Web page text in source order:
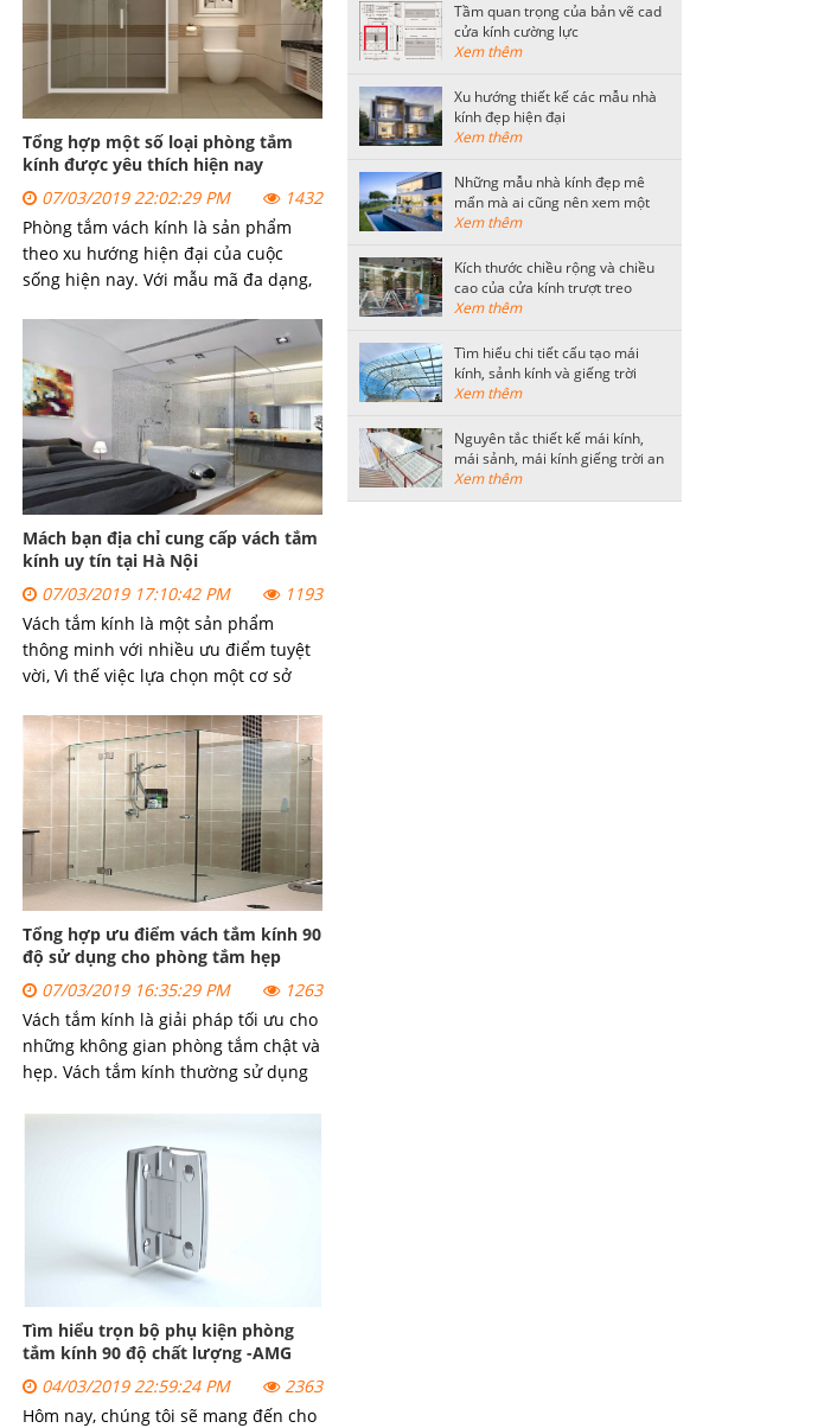
Tổng hợp một số loại phòng tắm
kính được yêu thích hiện nay
07/03/2019 22:02:29 PM
1432
Phòng tắm vách kính là sản phẩm
theo xu hướng hiện đại của cuộc
sống hiện nay. Với mẫu mã đa dạng,
vách tắm kính phù hợp nhất. Dưới
đây, cuakinhgroup.com sưu tầm một
số mẫu vách tắm kính được yêu thích
nhất hiện nay
Mách bạn địa chỉ cung cấp vách tắm
kính uy tín tại Hà Nội
07/03/2019 17:10:42 PM
1193
Vách tắm kính là một sản phẩm
thông minh với nhiều ưu điểm tuyệt
vời, Vì thế việc lựa chọn một cơ sở
nên vô cùng khó khăn. Mời bạn đọc
cùng CuaKinhGroup.com tìm hiểu
vấn đề này nhé
Tổng hợp ưu điểm vách tắm kính 90
độ sử dụng cho phòng tắm hẹp
07/03/2019 16:35:29 PM
1263
Vách tắm kính là giải pháp tối ưu cho
những không gian phòng tắm chật và
hẹp. Vách tắm kính thường sử dụng
thích sự lịch sự và tiện dụng.
Tìm hiểu trọn bộ phụ kiện phòng
tắm kính 90 độ chất lượng -AMG
04/03/2019 22:59:24 PM
2363
Hôm nay, chúng tôi sẽ mang đến cho
Tầm quan trọng của bản vẽ cad
cửa kính cường lực
Xem thêm
Xu hướng thiết kế các mẫu nhà
kính đẹp hiện đại
Xem thêm
Những mẫu nhà kính đẹp mê
mẩn mà ai cũng nên xem một
lần
Xem thêm
Kích thước chiều rộng và chiều
cao của cửa kính trượt treo
thông dụng
Xem thêm
Tìm hiểu chi tiết cấu tạo mái
kính, sảnh kính và giếng trời
bằng kính cường lực
Xem thêm
Nguyên tắc thiết kế mái kính,
mái sảnh, mái kính giếng trời an
toàn
Xem thêm